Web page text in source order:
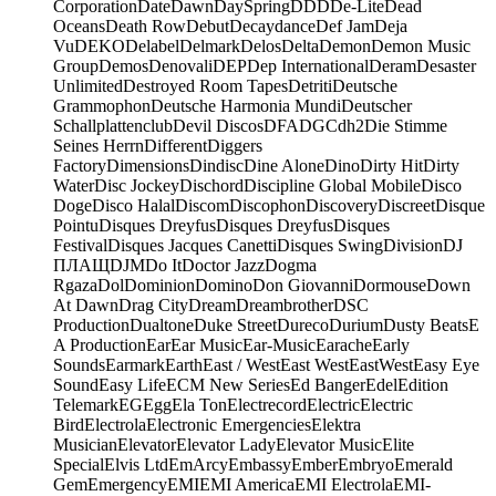
CorporationDateDawnDaySpringDDDDe-LiteDead
OceansDeath RowDebutDecaydanceDef JamDeja
VuDEKODelabelDelmarkDelosDeltaDemonDemon Music
GroupDemosDenovaliDEPDep InternationalDeramDesaster
UnlimitedDestroyed Room TapesDetritiDeutsche
GrammophonDeutsche Harmonia MundiDeutscher
SchallplattenclubDevil DiscosDFADGCdh2Die Stimme
Seines HerrnDifferentDiggers
FactoryDimensionsDindiscDine AloneDinoDirty HitDirty
WaterDisc JockeyDischordDiscipline Global MobileDisco
DogeDisco HalalDiscomDiscophonDiscoveryDiscreetDisque
PointuDisques DreyfusDisques DreyfusDisques
FestivalDisques Jacques CanettiDisques SwingDivisionDJ
ПЛАЩDJMDo ItDoctor JazzDogma
RgazaDolDominionDominoDon GiovanniDormouseDown
At DawnDrag CityDreamDreambrotherDSC
ProductionDualtoneDuke StreetDurecoDuriumDusty BeatsE
A ProductionEarEar MusicEar-MusicEaracheEarly
SoundsEarmarkEarthEast / WestEast WestEastWestEasy Eye
SoundEasy LifeECM New SeriesEd BangerEdelEdition
TelemarkEGEggEla TonElectrecordElectricElectric
BirdElectrolaElectronic EmergenciesElektra
MusicianElevatorElevator LadyElevator MusicElite
SpecialElvis LtdEmArcyEmbassyEmberEmbryoEmerald
GemEmergencyEMIEMI AmericaEMI ElectrolaEMI-